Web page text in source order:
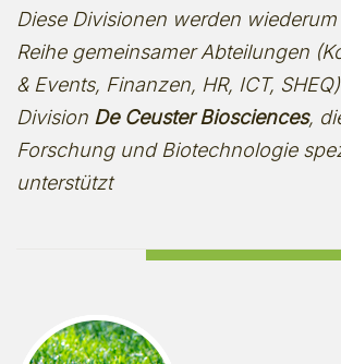
Diese Divisionen werden
Reihe gemeinsamer Abteilungen
& Events, Finanzen, HR, ICT,
Division De Ceuster Biosciences,
Forschung und Biotechnologie
unterstützt